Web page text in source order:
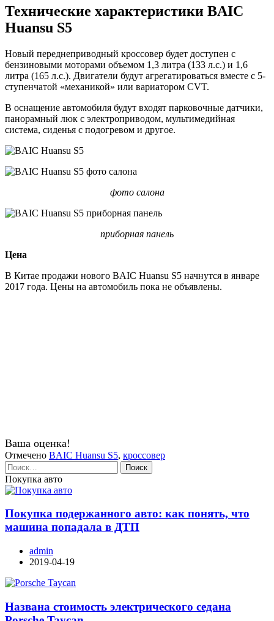
Технические характеристики BAIC
Huansu S5
Новый переднеприводный кроссовер будет доступен с
бензиновыми моторами объемом 1,3 литра (133 л.с.) и 1,6
литра (165 л.с.). Двигатели будут агрегатироваться вместе с 5-
ступенчатой «механикой» или вариатором CVT.
В оснащение автомобиля будут входят парковочные датчики,
панорамный люк с электроприводом, мультимедийная
система, сиденья с подогревом и другое.
фото салона
приборная панель
Цена
В Китае продажи нового BAIC Huansu S5 начнутся в январе
2017 года. Цены на автомобиль пока не объявлены.
Ваша оценка!
Отмечено BAIC Huansu S5, кроссовер
Найти:
Покупка авто
Покупка подержанного авто: как понять, что
машина попадала в ДТП
admin
2019-04-19
Названа стоимость электрического седана